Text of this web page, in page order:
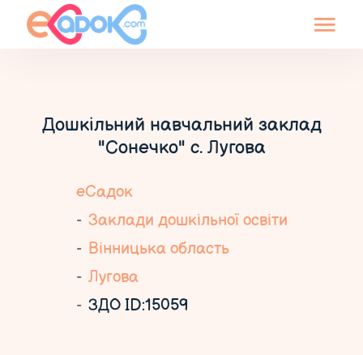
Дошкільний навчальний заклад
"Сонечко" с. Лугова
еСадок
Заклади дошкільної освіти
Вінницька область
Лугова
ЗДО ID:15059